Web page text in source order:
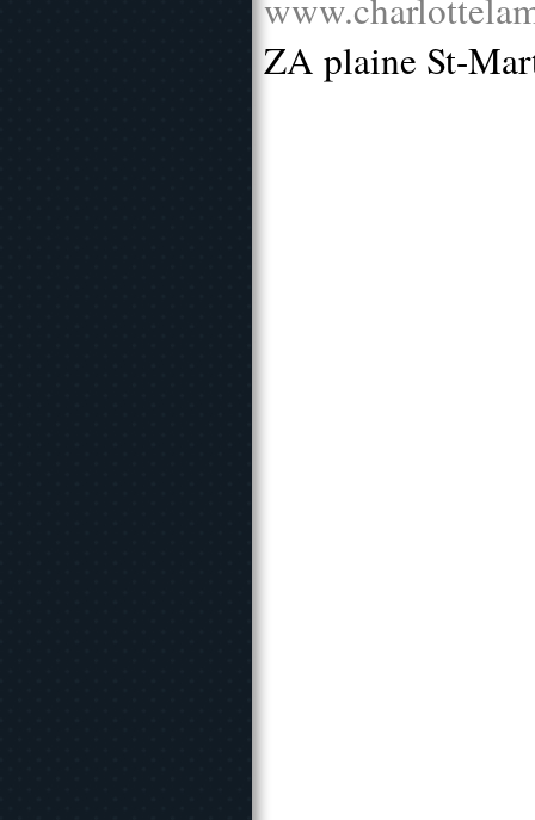
ZA plaine St-